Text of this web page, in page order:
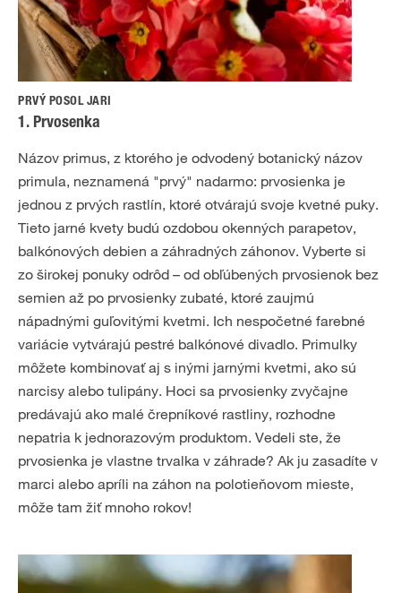
PRVÝ POSOL JARI
1. Prvosenka
Názov primus, z ktorého je odvodený botanický názov
primula, neznamená "prvý" nadarmo: prvosienka je
jednou z prvých rastlín, ktoré otvárajú svoje kvetné puky.
Tieto jarné kvety budú ozdobou okenných parapetov,
balkónových debien a záhradných záhonov. Vyberte si
zo širokej ponuky odrôd – od obľúbených prvosienok bez
semien až po prvosienky zubaté, ktoré zaujmú
nápadnými guľovitými kvetmi. Ich nespočetné farebné
variácie vytvárajú pestré balkónové divadlo. Primulky
môžete kombinovať aj s inými jarnými kvetmi, ako sú
narcisy alebo tulipány. Hoci sa prvosienky zvyčajne
predávajú ako malé črepníkové rastliny, rozhodne
nepatria k jednorazovým produktom. Vedeli ste, že
prvosienka je vlastne trvalka v záhrade? Ak ju zasadíte v
marci alebo apríli na záhon na polotieňovom mieste,
môže tam žiť mnoho rokov!